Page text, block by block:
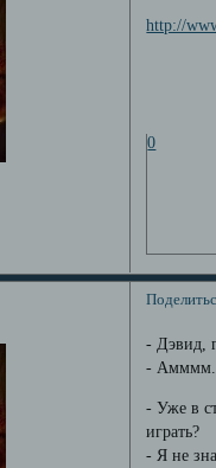
http://
0
- Дэвид,
-
- Уже в
играть?
- Я не